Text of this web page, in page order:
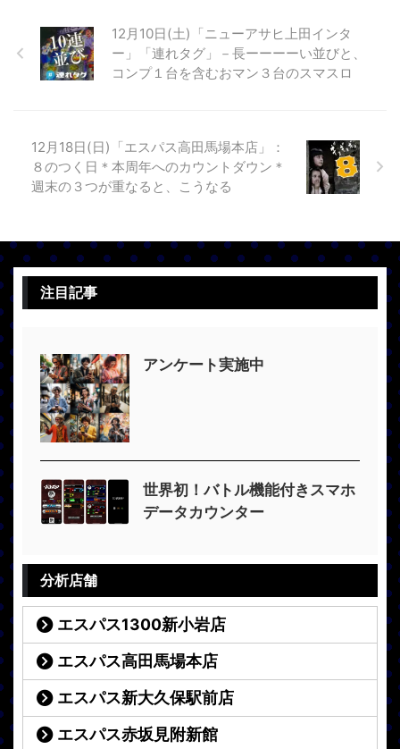
12月10日(土)「ニューアサヒ上田インタ
ー」「連れタグ」－長ーーーーい並びと、
コンプ１台を含むおマン３台のスマスロ
12月18日(日)「エスパス高田馬場本店」：
８のつく日＊本周年へのカウントダウン＊
週末の３つが重なると、こうなる
注目記事
アンケート実施中
世界初！バトル機能付きスマホ
データカウンター
分析店舗
エスパス1300新小岩店
エスパス高田馬場本店
エスパス新大久保駅前店
エスパス赤坂見附新館